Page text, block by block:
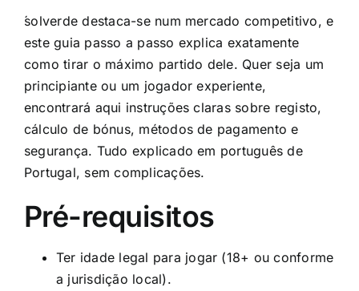
́solverde destaca-se num mercado competitivo, e
este guia passo a passo explica exatamente
como tirar o máximo partido dele. Quer seja um
principiante ou um jogador experiente,
encontrará aqui instruções claras sobre registo,
cálculo de bónus, métodos de pagamento e
segurança. Tudo explicado em português de
Portugal, sem complicações.
Pré-requisitos
Ter idade legal para jogar (18+ ou conforme
a jurisdição local).